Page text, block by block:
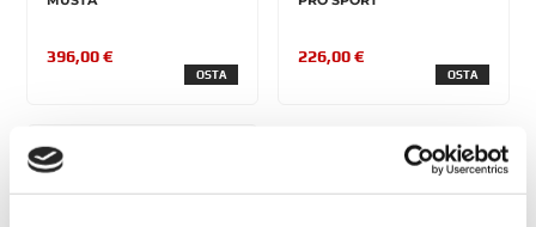
396,00 €
OSTA
226,00 €
OSTA